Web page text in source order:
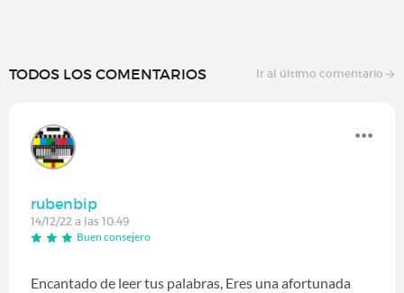
TODOS LOS COMENTARIOS Ir al último comentario
rubenbip
14/12/22 a las 10:49
Buen consejero
Encantado de leer tus palabras, Eres una afortunada